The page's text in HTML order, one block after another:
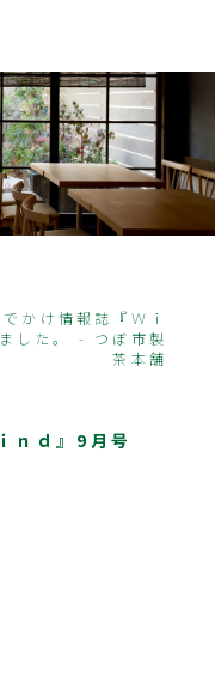
かけ情報誌『Ｗｉ
した。 - つぼ市製
茶本舗
ｎｄ』9月号